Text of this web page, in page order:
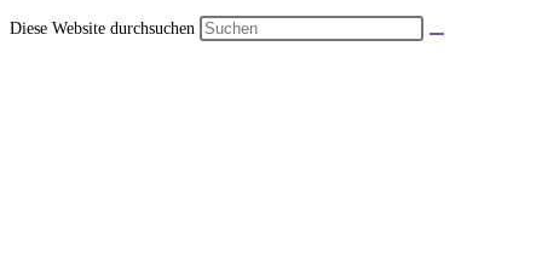
Diese Website durchsuchen